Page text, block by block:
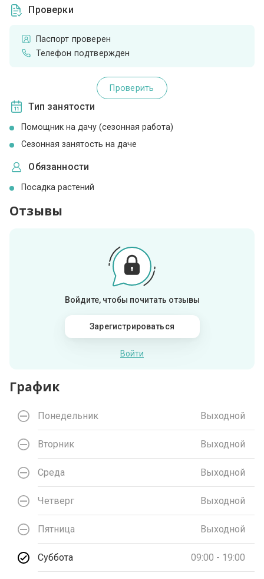
Проверки
Паспорт проверен
Телефон подтвержден
Проверить
Тип занятости
Помощник на дачу (сезонная работа)
Сезонная занятость на даче
Обязанности
Посадка растений
Отзывы
Войдите, чтобы почитать отзывы
Зарегистрироваться
Войти
График
Понедельник Выходной
Вторник Выходной
Среда Выходной
Четверг Выходной
Пятница Выходной
Суббота 09:00 - 19:00